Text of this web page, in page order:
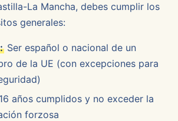
La Mancha, debes cumplir los
generales:
Ser español o nacional de un
de la UE (con excepciones para
años cumplidos y no exceder la
forzosa